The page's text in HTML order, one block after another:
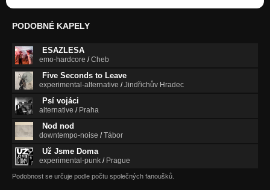
PODOBNÉ KAPELY
ESAZLESA
emo-hardcore /Cheb
Five Seconds to Leave
experimental-alternative /Jindřichův Hradec
Psí vojáci
alternative / Praha
Nod nod
downtempo-noise /Tábor
Už Jsme Doma
experimental-punk / Prague
Podobnost se určuje podle počtu společných fanoušků.